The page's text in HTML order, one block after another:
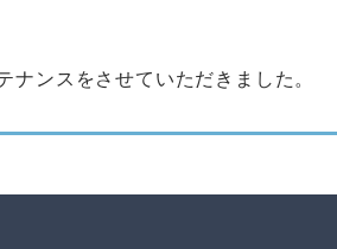
ンスをさせていただきました。